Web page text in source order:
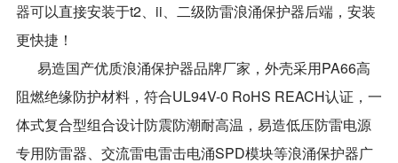
器可以直接安装于t2、ii、二级防雷浪涌保护器后端，安装
更快捷！
易造国产优质浪涌保护器品牌厂家，外壳采用PA66高
阻燃绝缘防护材料，符合UL94V-0 RoHS REACH认证，一
体式复合型组合设计防震防潮耐高温，易造低压防雷电源
专用防雷器、交流雷电雷击电涌SPD模块等浪涌保护器广